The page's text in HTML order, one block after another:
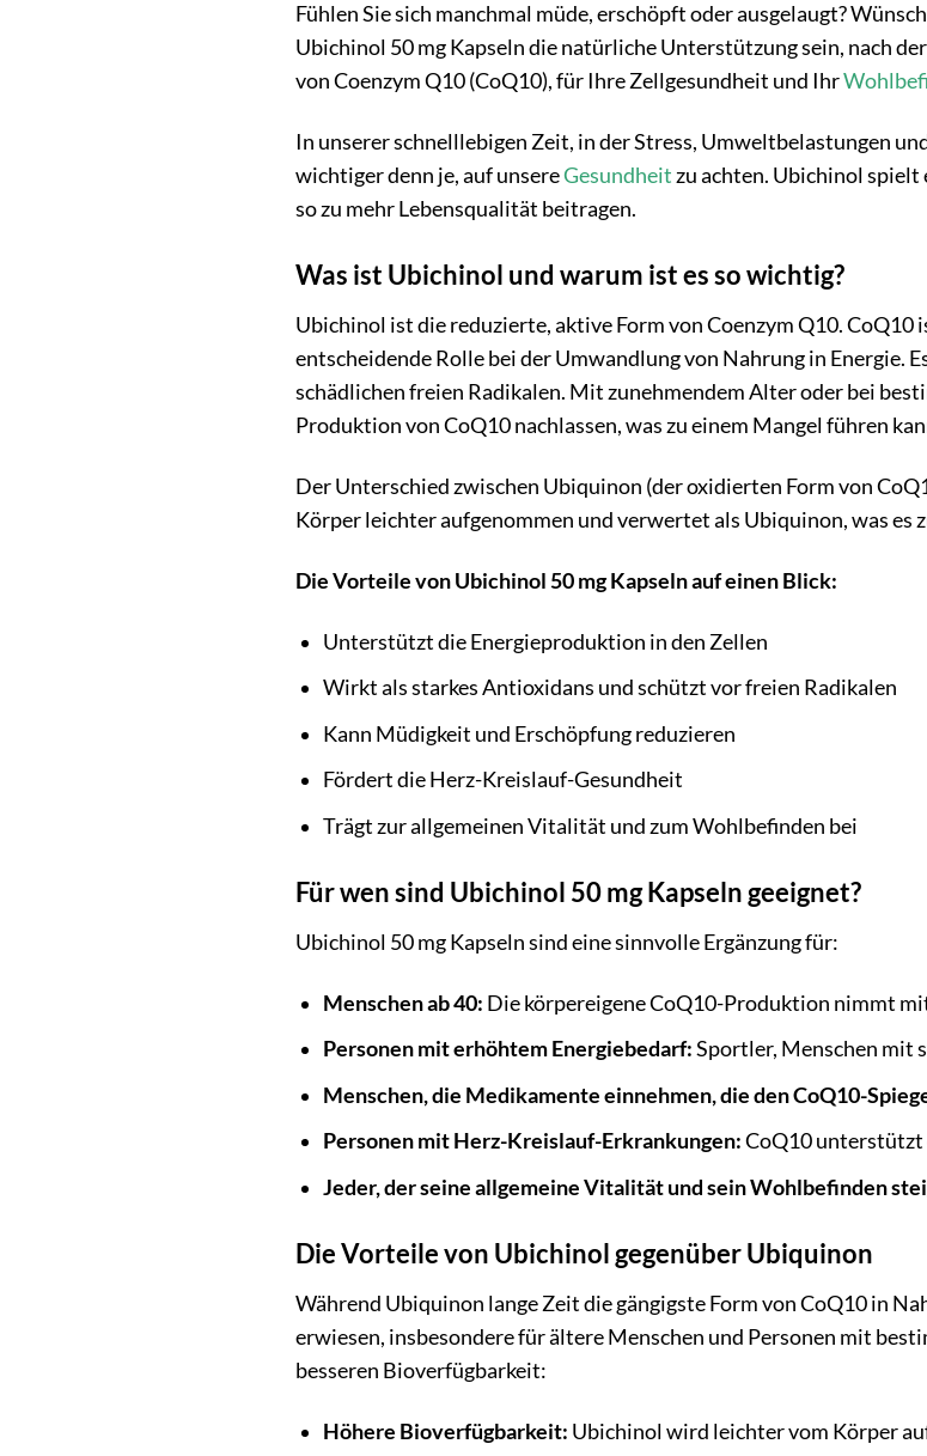
Fühlen Sie sich manchmal müde, erschöpft oder ausgelaugt?
Ubichinol 50 mg Kapseln die natürliche Unterstützung sein, nach
von Coenzym Q10 (CoQ10), für Ihre Zellgesundheit und Ihr
In unserer schnelllebigen Zeit, in der Stress, Umweltbelastungen
wichtiger denn je, auf unsereGesundheitzu achten. Ubichinol spielt
so zu mehr Lebensqualität beitragen.
Was ist Ubichinol und warum ist es so wichtig?
Ubichinol ist die reduzierte, aktive Form von Coenzym Q10.
entscheidende Rolle bei der Umwandlung von Nahrung in Energie.
schädlichen freien Radikalen. Mit zunehmendem Alter oder bei
Produktion von CoQ10 nachlassen, was zu einem Mangel führen
Der Unterschied zwischen Ubiquinon (der oxidierten Form von
Körper leichter aufgenommen und verwertet als Ubiquinon, was es
Die Vorteile von Ubichinol 50 mg Kapseln auf einen Blick:
Unterstützt die Energieproduktion in den Zellen
Wirkt als starkes Antioxidans und schützt vor freien Radikalen
Kann Müdigkeit und Erschöpfung reduzieren
Fördert die Herz-Kreislauf-Gesundheit
Trägt zur allgemeinen Vitalität und zum Wohlbefinden bei
Für wen sind Ubichinol 50 mg Kapseln geeignet?
Ubichinol 50 mg Kapseln sind eine sinnvolle Ergänzung für:
Menschen ab 40: Die körpereigene CoQ10-Produktion nimmt
Personen mit erhöhtem Energiebedarf:Sportler, Menschen mit
Menschen, die Medikamente einnehmen, die den CoQ10-
Personen mit Herz-Kreislauf-Erkrankungen:CoQ10
Jeder, der seine allgemeine Vitalität und sein Wohlbefinden
Die Vorteile von Ubichinol gegenüber Ubiquinon
Während Ubiquinon lange Zeit die gängigste Form von CoQ10 in
erwiesen, insbesondere für ältere Menschen und Personen mit
besseren Bioverfügbarkeit:
Höhere Bioverfügbarkeit: Ubichinol wird leichter vom Körper